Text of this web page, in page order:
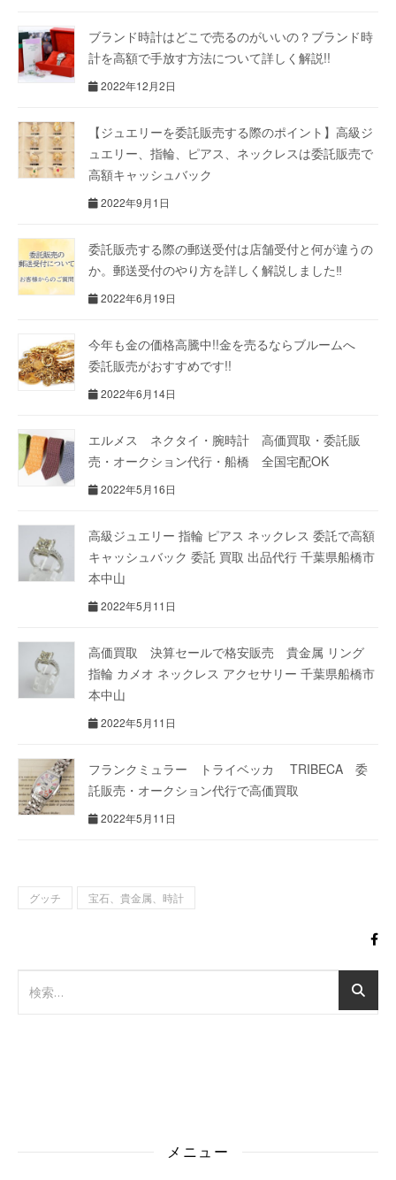
ブランド時計はどこで売るのがいいの？ブランド時
計を高額で手放す方法について詳しく解説!!
2022年12月2日
【ジュエリーを委託販売する際のポイント】高級ジ
ュエリー、指輪、ピアス、ネックレスは委託販売で
高額キャッシュバック
2022年9月1日
委託販売する際の郵送受付は店舗受付と何が違うの
か。郵送受付のやり方を詳しく解説しました‼
2022年6月19日
今年も金の価格高騰中!!金を売るならブルームへ
委託販売がおすすめです!!
2022年6月14日
エルメス ネクタイ・腕時計 高価買取・委託販
売・オークション代行・船橋 全国宅配OK
2022年5月16日
高級ジュエリー 指輪 ピアス ネックレス 委託で高額
キャッシュバック 委託 買取 出品代行 千葉県船橋市
本中山
2022年5月11日
高価買取 決算セールで格安販売 貴金属 リング
指輪 カメオ ネックレス アクセサリー 千葉県船橋市
本中山
2022年5月11日
フランクミュラー トライベッカ TRIBECA 委
託販売・オークション代行で高価買取
2022年5月11日
グッチ 宝石、貴金属、時計
メニュー